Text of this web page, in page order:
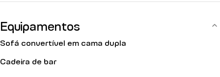
Equipamentos
Sofá convertível em cama dupla
Cadeira de bar